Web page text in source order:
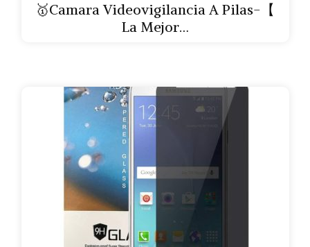
🥇Camara Videovigilancia A Pilas-【
La Mejor…